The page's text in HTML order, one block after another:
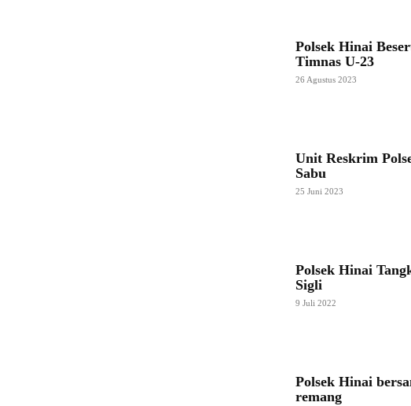
Polsek Hinai
Timnas U-23
26 Agustus 2023
Unit Reskrim
Sabu
25 Juni 2023
Polsek Hinai
Sigli
9 Juli 2022
Polsek Hinai
remang